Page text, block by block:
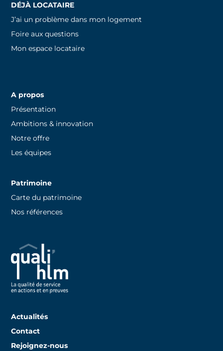
DÉJÀ LOCATAIRE
J’ai un problème dans mon logement
Foire aux questions
Mon espace locataire
A propos
Présentation
Ambitions & innovation
Notre offre
Les équipes
Patrimoine
Carte du patrimoine
Nos références
Actualités
Contact
Rejoignez-nous